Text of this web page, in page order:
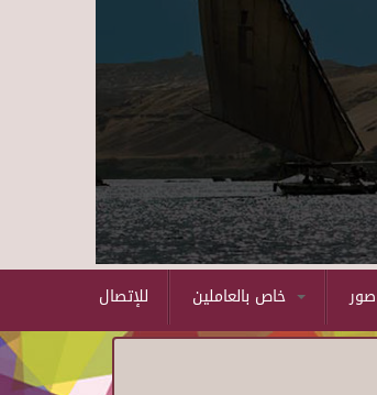
للإتصال صور